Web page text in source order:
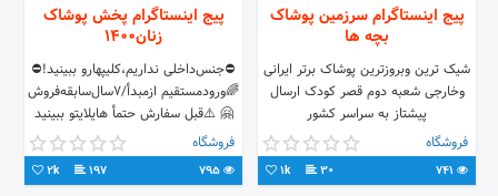
پیج اینستاگرام سرزمین پوشاک
بچه ها
شیک ترین وبروزترین پوشاک برتر ایرانی
وخارجی شعبه دوم قصر کودک ارسال
پیشتاز به سراسر کشور
فروشگاه
30
1k
پیج اینستاگرام پخش پوشاک
زنان۱۴۰۰
⛔️جنس‌داخلی نداریم،کلیپهارو ببینید!⛔️
🌈ورودمستقیم ازمبدأ/۷سال‌سابقه‌فروش
🤗 ⚠️قبل سفارش حتمأ هایلایتو ببینید
🙏🏻 🚚ارسال رایگان(عمده۶تابه‌بالا)💐
🔴واتساپ👇🏻
فروشگاه
197
2k